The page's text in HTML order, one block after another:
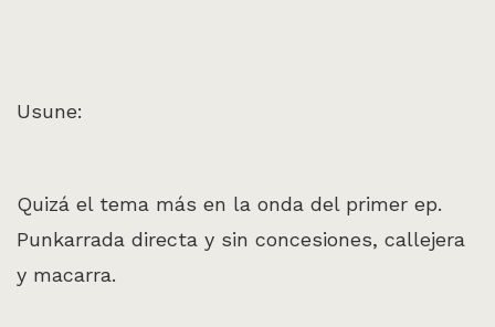
Usune:
Quizá el tema más en la onda del primer ep.
Punkarrada directa y sin concesiones, callejera
y macarra.